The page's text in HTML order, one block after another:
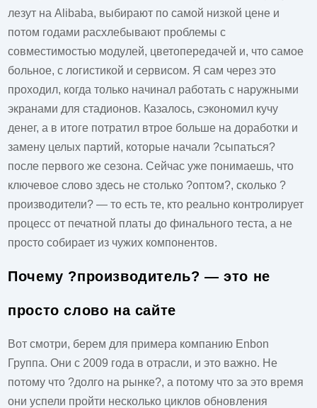
лезут на Alibaba, выбирают по самой низкой цене и
потом годами расхлебывают проблемы с
совместимостью модулей, цветопередачей и, что самое
больное, с логистикой и сервисом. Я сам через это
проходил, когда только начинал работать с наружными
экранами для стадионов. Казалось, сэкономил кучу
денег, а в итоге потратил втрое больше на доработки и
замену целых партий, которые начали ?сыпаться?
после первого же сезона. Сейчас уже понимаешь, что
ключевое слово здесь не столько ?оптом?, сколько ?
производители? — то есть те, кто реально контролирует
процесс от печатной платы до финального теста, а не
просто собирает из чужих компонентов.
Почему ?производитель? — это не
просто слово на сайте
Вот смотри, берем для примера компанию Enbon
Группа. Они с 2009 года в отрасли, и это важно. Не
потому что ?долго на рынке?, а потому что за это время
они успели пройти несколько циклов обновления